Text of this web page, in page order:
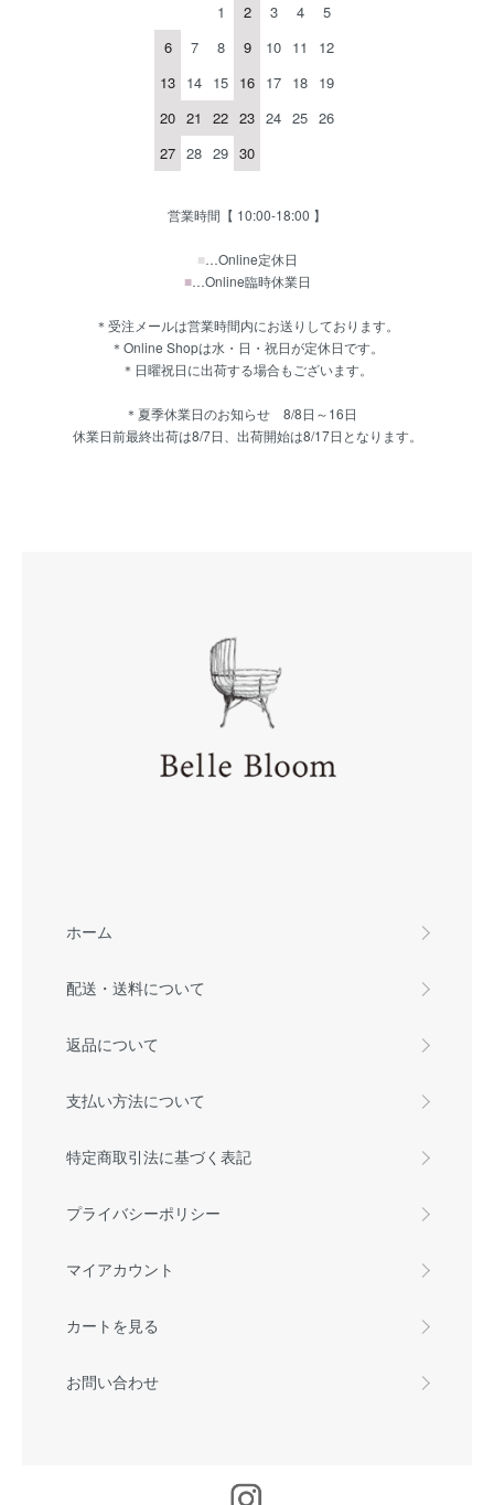
1
2 3 4
5
6
7 8 9 10 11
12
13 14 15 16 17 18 19
20 21 22 23 24 25 26
27 28 29 30
営業時間【 10:00-18:00 】
■…Online定休日
■…Online臨時休業日
＊受注メールは営業時間内にお送りしております。
＊Online Shopは水・日・祝日が定休日です。
＊日曜祝日に出荷する場合もございます。
＊夏季休業日のお知らせ 8/8日～16日
休業日前最終出荷は8/7日、出荷開始は8/17日となります。
ホーム
配送・送料について
返品について
支払い方法について
特定商取引法に基づく表記
プライバシーポリシー
マイアカウント
カートを見る
お問い合わせ